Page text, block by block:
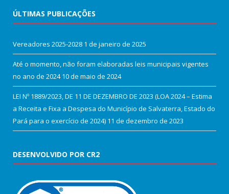
ÚLTIMAS PUBLICAÇÕES
Vereadores 2025-2028 1 de janeiro de 2025
Até o momento, não foram elaboradas leis municipais vigentes
no ano de 2024 10 de maio de 2024
LEI Nº 1889/2023, DE 11 DE DEZEMBRO DE 2023 (LOA 2024 – Estima
a Receita e Fixa a Despesa do Município de Salvaterra, Estado do
Pará para o exercício de 2024) 11 de dezembro de 2023
DESENVOLVIDO POR CR2